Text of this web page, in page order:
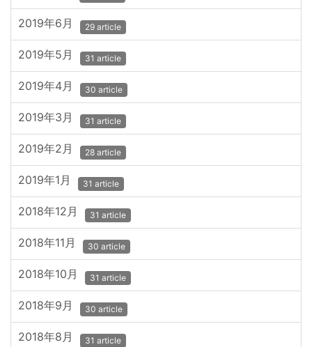
2019年6月 29 article
2019年5月 31 article
2019年4月 30 article
2019年3月 31 article
2019年2月 28 article
2019年1月 31 article
2018年12月 31 article
2018年11月 30 article
2018年10月 31 article
2018年9月 30 article
2018年8月 31 article